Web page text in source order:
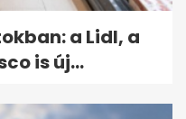
a Lidl, a
is új...